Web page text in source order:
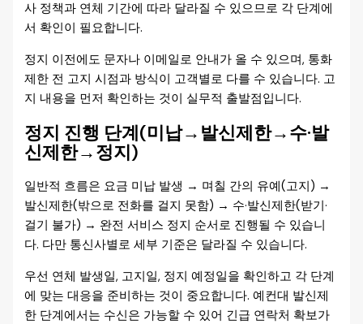
사 정책과 연체 기간에 따라 달라질 수 있으므로 각 단계에
서 확인이 필요합니다.
정지 이전에도 문자나 이메일로 안내가 올 수 있으며, 통화
제한 전 고지 시점과 방식이 고객별로 다를 수 있습니다. 고
지 내용을 먼저 확인하는 것이 실무적 출발점입니다.
정지 진행 단계(미납→발신제한→수·발
신제한→정지)
일반적 흐름은 요금 미납 발생 → 며칠 간의 유예(고지) →
발신제한(밖으로 전화를 걸지 못함) → 수·발신제한(받기·
걸기 불가) → 완전 서비스 정지 순서로 진행될 수 있습니
다. 다만 통신사별로 세부 기준은 달라질 수 있습니다.
우선 연체 발생일, 고지일, 정지 예정일을 확인하고 각 단계
에 맞는 대응을 준비하는 것이 중요합니다. 예컨대 발신제
한 단계에서는 수신은 가능할 수 있어 긴급 연락처 확보가